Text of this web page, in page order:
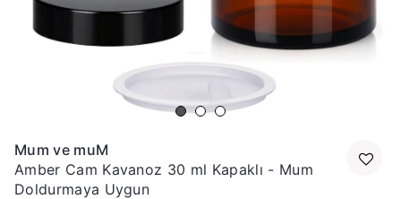
Mum ve muM
Amber Cam Kavanoz 30 ml Kapaklı - Mum
Doldurmaya Uygun